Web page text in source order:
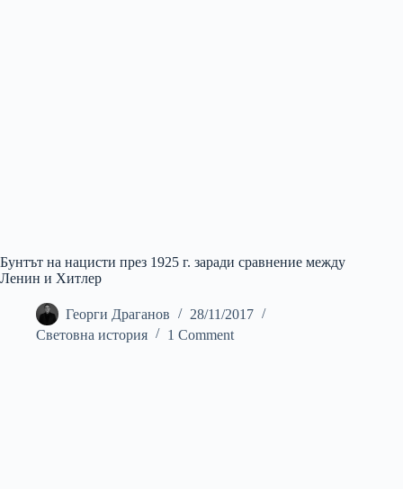
Бунтът на нацисти през 1925 г. заради сравнение между
Ленин и Хитлер
Георги Драганов
28/11/2017
Световна история
1 Comment